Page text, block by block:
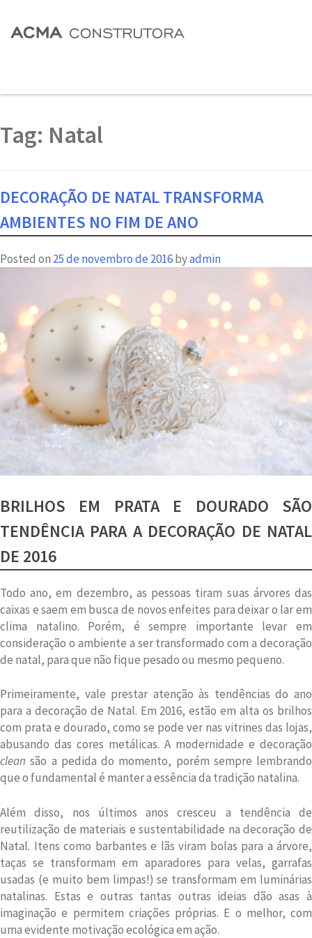
Tag: Natal
DECORAÇÃO DE NATAL TRANSFORMA
AMBIENTES NO FIM DE ANO
Posted on 25 de novembro de 2016byadmin
BRILHOS EM PRATA E DOURADO SÃO
TENDÊNCIA PARA A DECORAÇÃO DE NATAL
DE 2016
Todo ano, em dezembro, as pessoas tiram suas árvores das
caixas e saem em busca de novos enfeites para deixar o lar em
clima natalino. Porém, é sempre importante levar em
consideração o ambiente a ser transformado com a decoração
de natal, para que não fique pesado ou mesmo pequeno.
Primeiramente, vale prestar atenção às tendências do ano
para a decoração de Natal. Em 2016, estão em alta os brilhos
com prata e dourado, como se pode ver nas vitrines das lojas,
abusando das cores metálicas. A modernidade e decoração
clean são a pedida do momento, porém sempre lembrando
que o fundamental é manter a essência da tradição natalina.
Além disso, nos últimos anos cresceu a tendência de
reutilização de materiais e sustentabilidade na decoração de
Natal. Itens como barbantes e lãs viram bolas para a árvore,
taças se transformam em aparadores para velas, garrafas
usadas (e muito bem limpas!) se transformam em luminárias
natalinas. Estas e outras tantas outras ideias dão asas à
imaginação e permitem criações próprias. E o melhor, com
uma evidente motivação ecológica em ação.